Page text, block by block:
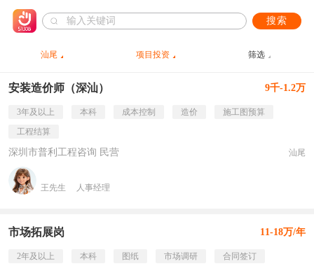
搜索
汕尾 项目投资 筛选
安装造价师（深汕） 9千-1.2万
3年及以上 本科 成本控制 造价
施工图预算
工程结算
深圳市普利工程咨询 民营 汕尾
王先生 人事经理
市场拓展岗 11-18万/年
2年及以上 本科 图纸 市场调研
合同签订